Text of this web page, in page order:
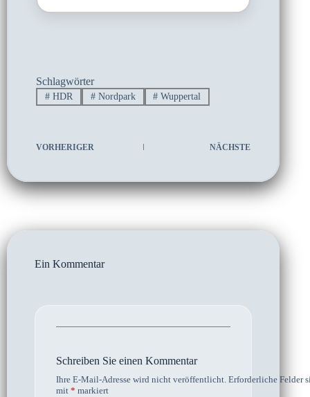
Schlagwörter
#HDR #Nordpark # Wuppertal
VORHERIGER NÄCHSTE
Ein Kommentar
Schreiben Sie einen Kommentar
Ihre E-Mail-Adresse wird nicht veröffentlicht. Erforderliche Felder
mit * markiert